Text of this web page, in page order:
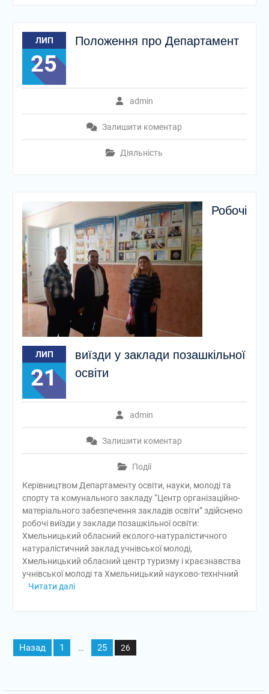
ЛИП
25
Положення про Департамент
admin
Залишити коментар
Діяльність
ЛИП
21
Робочі
виїзди у заклади позашкільної
освіти
admin
Залишити коментар
Події
Керівництвом Департаменту освіти, науки, молоді та
спорту та комунального закладу “Центр організаційно-
матеріального забезпечення закладів освіти” здійснено
робочі виїзди у заклади позашкільної освіти:
Хмельницький обласний еколого-натуралістичного
натуралістичний заклад учнівської молоді,
Хмельницький обласний центр туризму і краєзнавства
учнівської молоді та Хмельницький науково-технічний
Читати далі
Пагінація
записів
Назад 1 … 25 26